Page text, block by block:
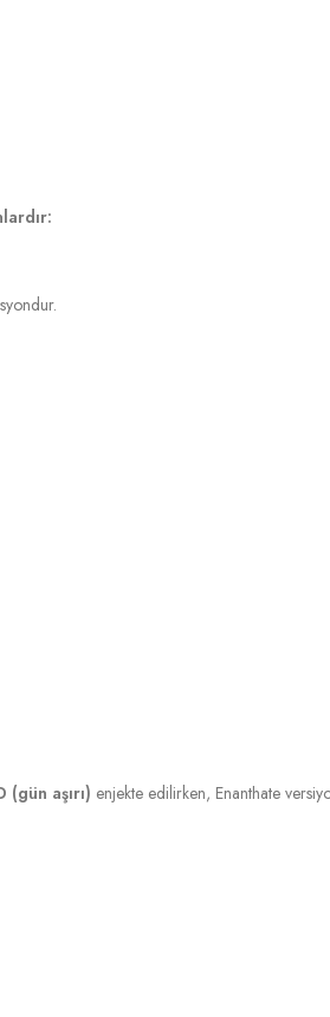
(gün aşırı) enjekte edilirken, Enanthate